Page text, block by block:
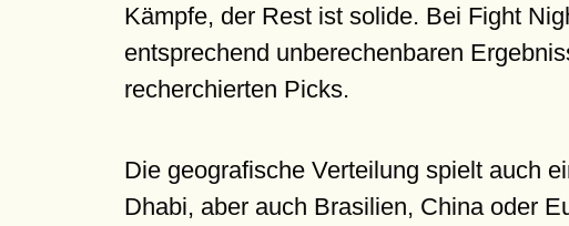
Kämpfe, der Rest ist solide. Bei Fight
entsprechend unberechenbaren
recherchierten Picks.
Die geografische Verteilung spielt auch
Dhabi, aber auch Brasilien, China oder